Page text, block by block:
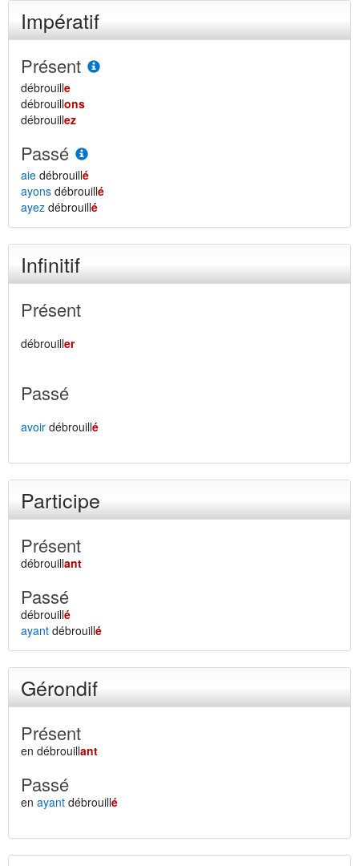
Impératif
Présent
débrouille
débrouillons
débrouillez
Passé
aie débrouillé
ayons débrouillé
ayez débrouillé
Infinitif
Présent
débrouiller
Passé
avoir débrouillé
Participe
Présent
débrouillant
Passé
débrouillé
ayant débrouillé
Gérondif
Présent
en débrouillant
Passé
en ayant débrouillé